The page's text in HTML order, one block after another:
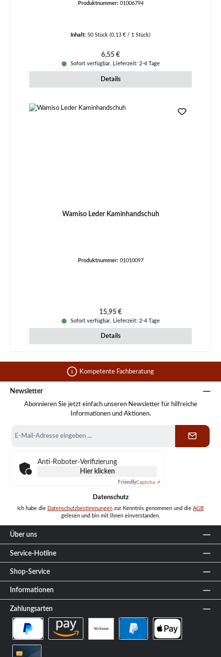
Produktnummer: 01006794
Inhalt: 50 Stück (0,13 € / 1 Stück)
Regulärer Preis:
6,55 €
Sofort verfügbar, Lieferzeit: 2-4 Tage
Details
Wamiso Leder Kaminhandschuh
Produktnummer: 01010097
Regulärer Preis:
15,95 €
Sofort verfügbar, Lieferzeit: 2-4 Tage
Details
Kompetente Fachberatung
Newsletter
Abonnieren Sie jetzt einfach unseren Newsletter für hilfreiche
Informationen und Aktionen.
Mail-
Anti-Roboter-Verifizierung
Hier klicken
FriendlyCaptcha ⇗
Datenschutz
Ich habe die Datenschutzbestimmungen zur Kenntnis genommen und die AGB
gelesen und bin mit ihnen einverstanden.
Über uns
Service-Hotline
Shop-Service
Informationen
Zahlungsarten
Vorkasse
PayPal Später Bezahlen